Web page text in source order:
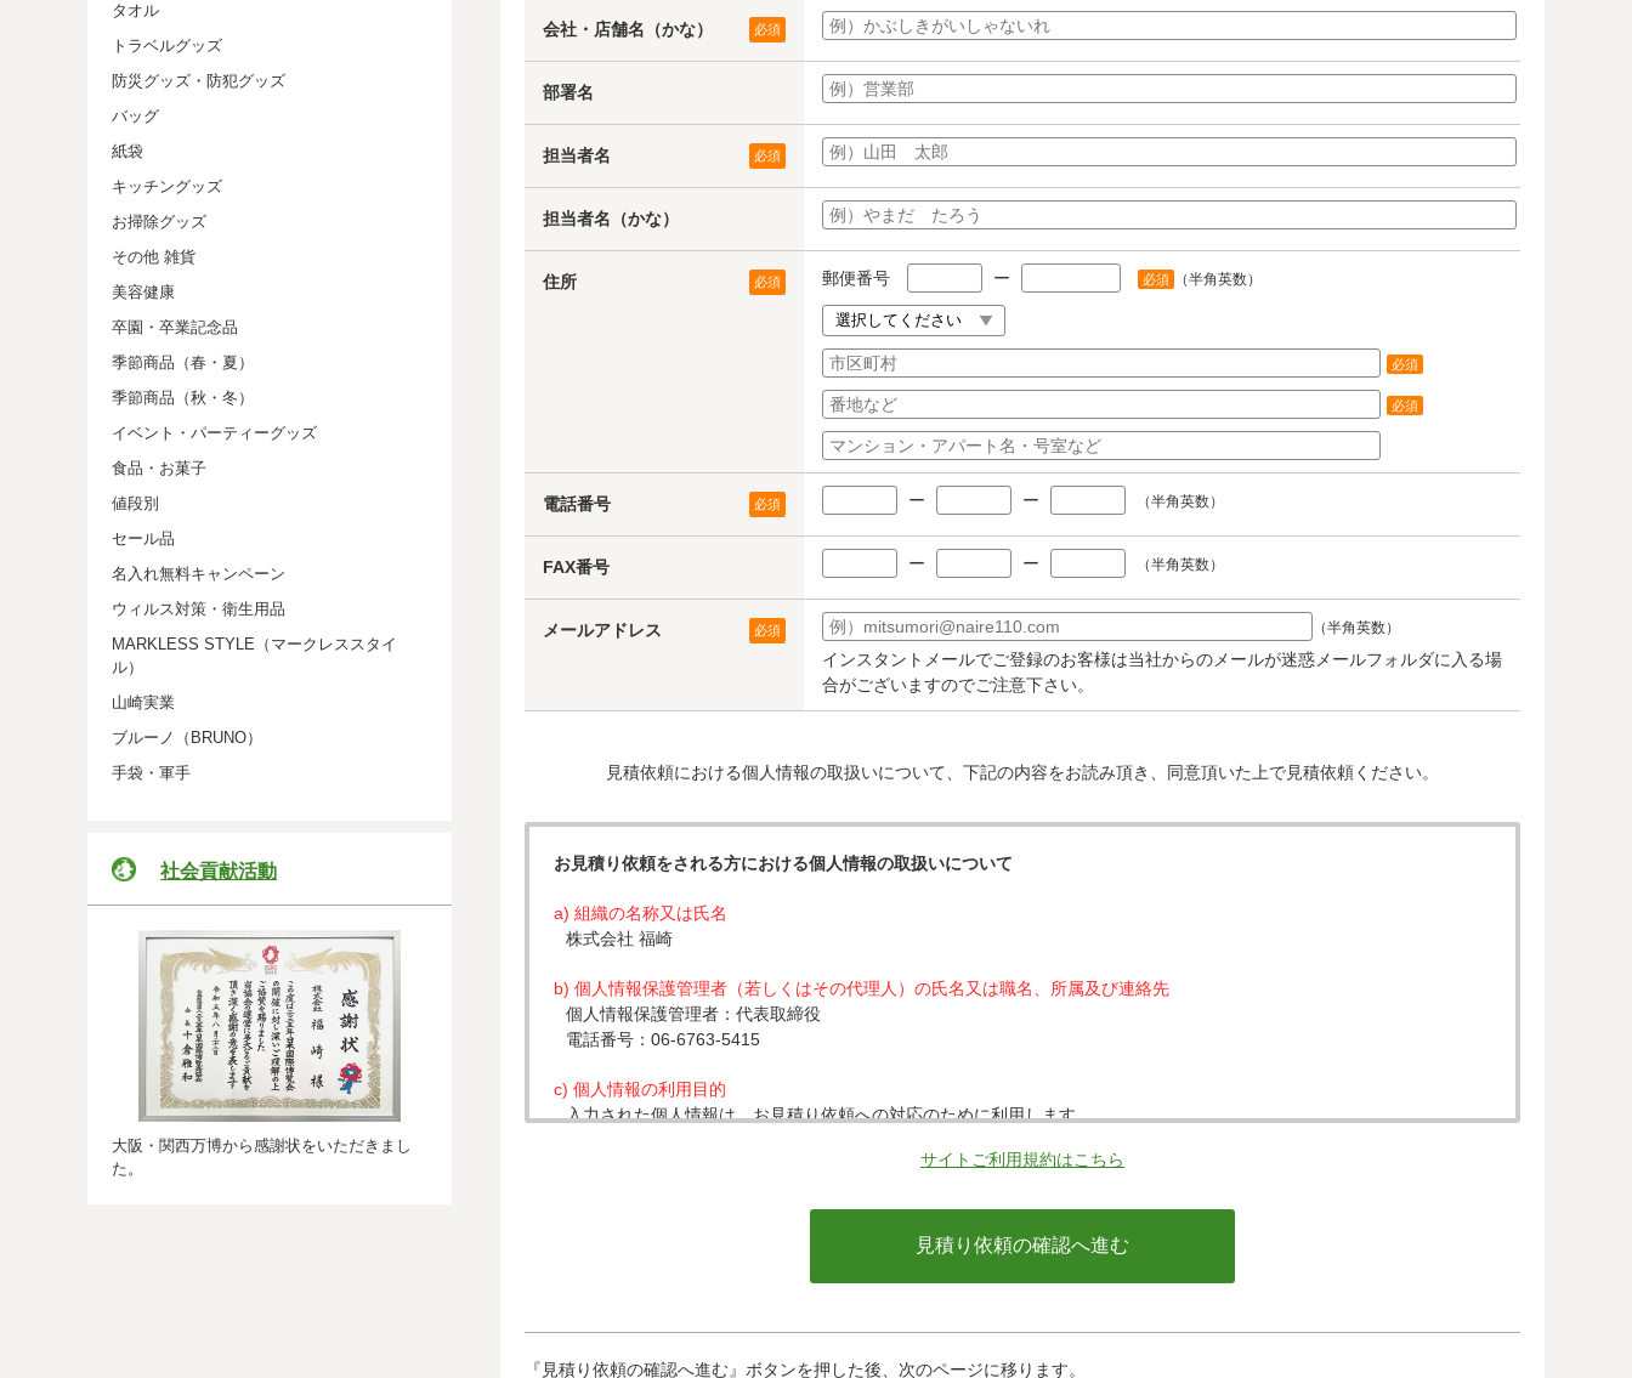
タオル
トラベルグッズ
防災グッズ・防犯グッズ
バッグ
紙袋
キッチングッズ
お掃除グッズ
その他 雑貨
美容健康
卒園・卒業記念品
季節商品（春・夏）
季節商品（秋・冬）
イベント・パーティーグッズ
食品・お菓子
値段別
セール品
名入れ無料キャンペーン
ウィルス対策・衛生用品
MARKLESS STYLE（マークレススタイ
ル）
山崎実業
ブルーノ（BRUNO）
手袋・軍手
社会貢献活動
大阪・関西万博から感謝状をいただきまし
た。
会社・店舗名（かな） 必須
部署名
担当者名 必須
担当者名（かな）
住所 必須 郵便番号 ー 必須 （半角英数）
必須
必須
電話番号 必須 ー ー （半角英数）
FAX番号 ー ー （半角英数）
メールアドレス 必須 （半角英数）
インスタントメールでご登録のお客様は当社からのメールが迷惑メールフォルダに入る場
合がございますのでご注意下さい。
見積依頼における個人情報の取扱いについて、下記の内容をお読み頂き、同意頂いた上で見積依頼ください。
お見積り依頼をされる方における個人情報の取扱いについて
a) 組織の名称又は氏名
株式会社 福崎
b) 個人情報保護管理者（若しくはその代理人）の氏名又は職名、所属及び連絡先
個人情報保護管理者：代表取締役
電話番号：06-6763-5415
c) 個人情報の利用目的
入力された個人情報は、お見積り依頼への対応のために利用します。
・クレジットカード会社への情報提供
当社がお客様から収集した以下の個人情報等は、カード発行会社が行う不正利用検知・防止のために、お客様が利用され
ことができないため、以下の個人情報保護措置に関する情報を把握して、ご提供することはできません。
サイトご利用規約はこちら
『見積り依頼の確認へ進む』ボタンを押した後、次のページに移ります。